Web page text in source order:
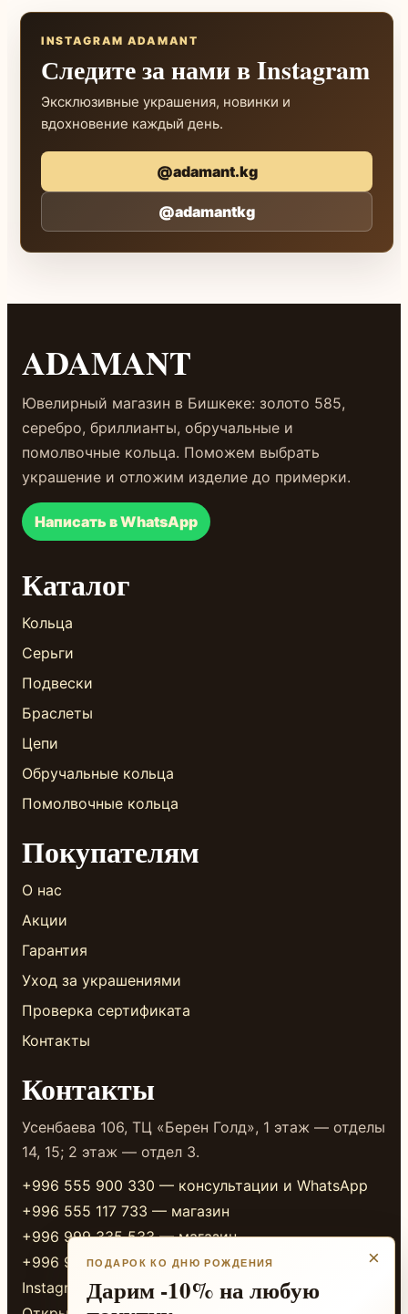
INSTAGRAM ADAMANT
Следите за нами в Instagram
Эксклюзивные украшения, новинки и
вдохновение каждый день.
@adamant.kg
@adamantkg
ADAMANT
Ювелирный магазин в Бишкеке: золото 585,
серебро, бриллианты, обручальные и
помолвочные кольца. Поможем выбрать
украшение и отложим изделие до примерки.
Написать в WhatsApp
Каталог
Кольца
Серьги
Подвески
Браслеты
Цепи
Обручальные кольца
Помолвочные кольца
Покупателям
О нас
Акции
Гарантия
Уход за украшениями
Проверка сертификата
Контакты
Контакты
Усенбаева 106, ТЦ «Берен Голд», 1 этаж — отделы
14, 15; 2 этаж — отдел 3.
+996 555 900 330 — консультации и WhatsApp
+996 555 117 733 — магазин
+996 999 335 533 — магазин
+996 999 338 333 — магазин
Instagram
×
ПОДАРОК КО ДНЮ РОЖДЕНИЯ
Дарим -10% на любую